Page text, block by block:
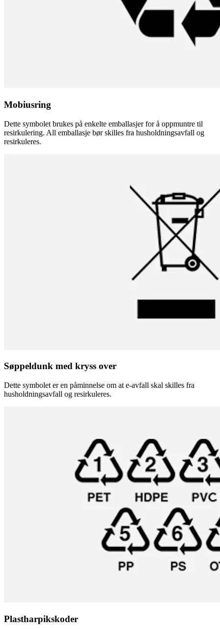
Mobiusring
Dette symbolet brukes på enkelte emballasjer for å oppmuntre til
resirkulering. All emballasje bør skilles fra husholdningsavfall og
resirkuleres.
Søppeldunk med kryss over
Dette symbolet er en påminnelse om at e-avfall skal skilles fra
husholdningsavfall og resirkuleres.
Plastharpikskoder